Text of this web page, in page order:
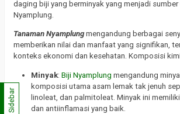
daging biji yang berminyak yang menjadi
Nyamplung.
Tanaman Nyamplungmengandung berbagai
memberikan nilai dan manfaat yang signifikan,
konteks ekonomi dan kesehatan. Komposisi
Minyak: Biji Nyamplung mengandung
komposisi utama asam lemak tak jenuh
linoleat, dan palmitoleat. Minyak ini
dan antiinflamasi yang baik.
Sidebar